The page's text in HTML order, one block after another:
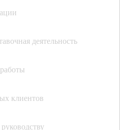
деятельность
клиентов